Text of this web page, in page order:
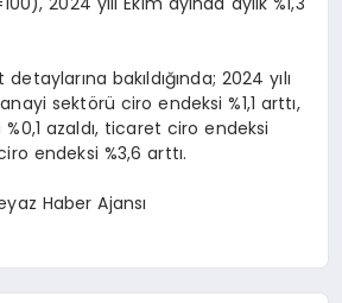
bakıldığında; 2024 yılı
sektörü ciro endeksi %1,1 arttı,
azaldı, ticaret ciro endeksi
endeksi %3,6 arttı.
Haber Ajansı